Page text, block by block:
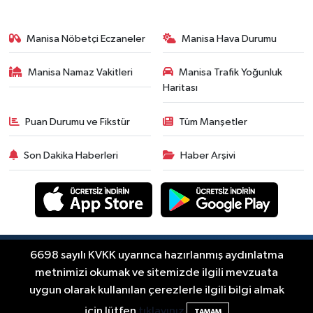
Duyurular
aboneyi ilgilendiriyor! Cuma
günü elektrik kesintisi
uygulanacak
Akhisargücü'ne sponsorluk
desteği devam ediyor
Ekonomi
14:54Manisalı iş insanlarından
Kazakistan atağı
Magazin
Manisa Nöbetçi Eczaneler Manisa Hava Durumu
Manisa Namaz Vakitleri
Manisa Trafik Yoğunluk
Haritası
Puan Durumu ve Fikstür Tüm Manşetler
Son Dakika Haberleri Haber Arşivi
RSS
Copyright © Akhisar Press Haber 2012-2026 Her
hakkı saklıdır.
Haber Yazılımı:TE Bilişim
6698 sayılı KVKK uyarınca hazırlanmış aydınlatma
metnimizi okumak ve sitemizde ilgili mevzuata
uygun olarak kullanılan çerezlerle ilgili bilgi almak